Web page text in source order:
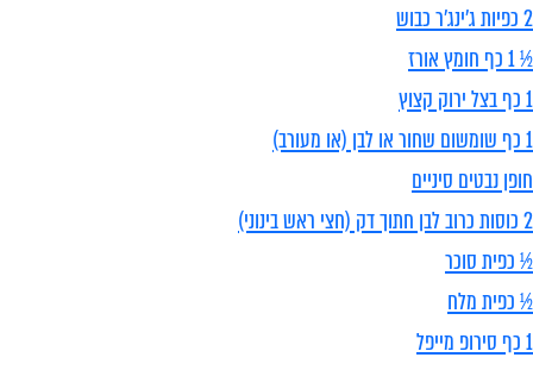
2 כפיות ג'ינג'ר כבוש
½ 1 כף חומץ אורז
1 כף בצל ירוק קצוץ
1 כף שומשום שחור או לבן (או מעורב)
חופן נבטים סיניים
2 כוסות כרוב לבן חתוך דק (חצי ראש בינוני)
½ כפית סוכר
½ כפית מלח
1 כף סירופ מייפל